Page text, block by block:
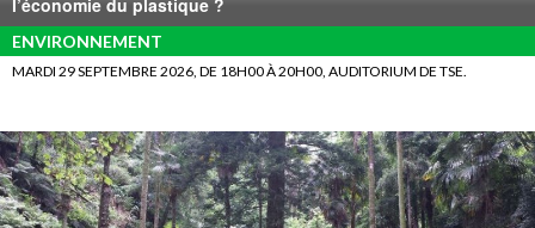
l’économie du plastique ?
ENVIRONNEMENT
MARDI 29 SEPTEMBRE 2026, DE 18H00 À 20H00, AUDITORIUM DE TSE.